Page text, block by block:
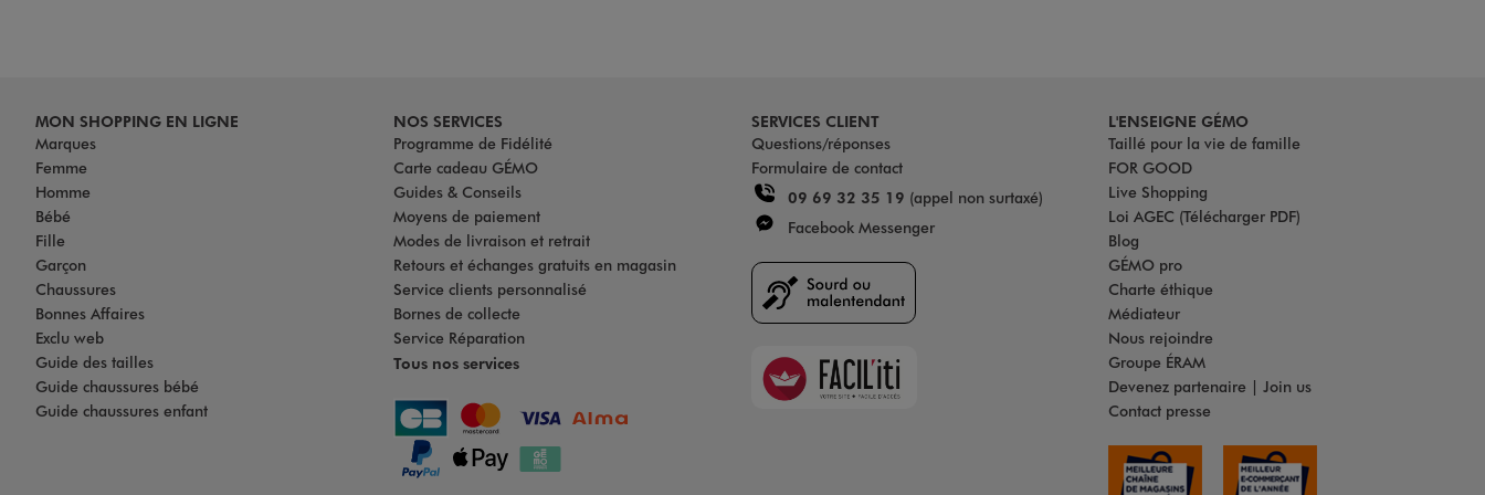
MON SHOPPING EN LIGNE
Marques
Femme
Homme
Bébé
Fille
Garçon
Chaussures
Bonnes Affaires
Exclu web
Guide des tailles
Guide chaussures bébé
Guide chaussures enfant
NOS SERVICES
Programme de Fidélité
Carte cadeau GÉMO
Guides & Conseils
Moyens de paiement
Modes de livraison et retrait
Retours et échanges gratuits en magasin
Service clients personnalisé
Bornes de collecte
Service Réparation
Tous nos services
SERVICES CLIENT
Questions/réponses
Formulaire de contact
09 69 32 35 19 (appel non surtaxé)
Facebook Messenger
Faciliti
L'ENSEIGNE GÉMO
Taillé pour la vie de famille
FOR GOOD
Live Shopping
Loi AGEC (Télécharger PDF)
Blog
GÉMO pro
Charte éthique
Médiateur
Nous rejoindre
Groupe ÉRAM
Devenez partenaire | Join us
Contact presse